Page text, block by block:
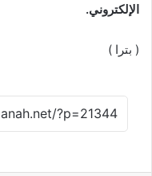
الإلكتروني.
( بترا )